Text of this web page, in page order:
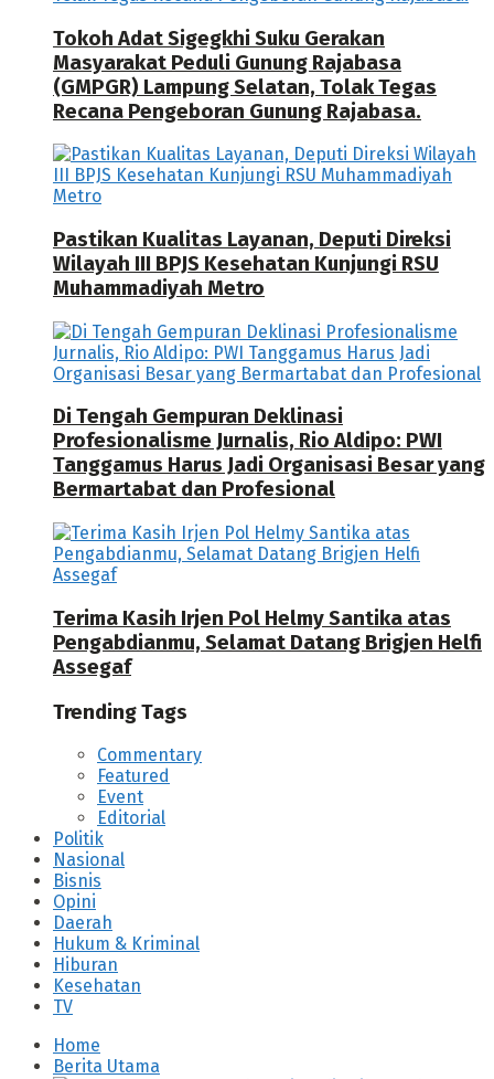
Tokoh Adat Sigegkhi Suku Gerakan
Masyarakat Peduli Gunung Rajabasa
(GMPGR) Lampung Selatan, Tolak Tegas
Recana Pengeboran Gunung Rajabasa.
Pastikan Kualitas Layanan, Deputi Direksi
Wilayah III BPJS Kesehatan Kunjungi RSU
Muhammadiyah Metro
Di Tengah Gempuran Deklinasi
Profesionalisme Jurnalis, Rio Aldipo: PWI
Tanggamus Harus Jadi Organisasi Besar yang
Bermartabat dan Profesional
Terima Kasih Irjen Pol Helmy Santika atas
Pengabdianmu, Selamat Datang Brigjen Helfi
Assegaf
Trending Tags
Commentary
Featured
Event
Editorial
Politik
Nasional
Bisnis
Opini
Daerah
Hukum & Kriminal
Hiburan
Kesehatan
TV
Home
Berita Utama